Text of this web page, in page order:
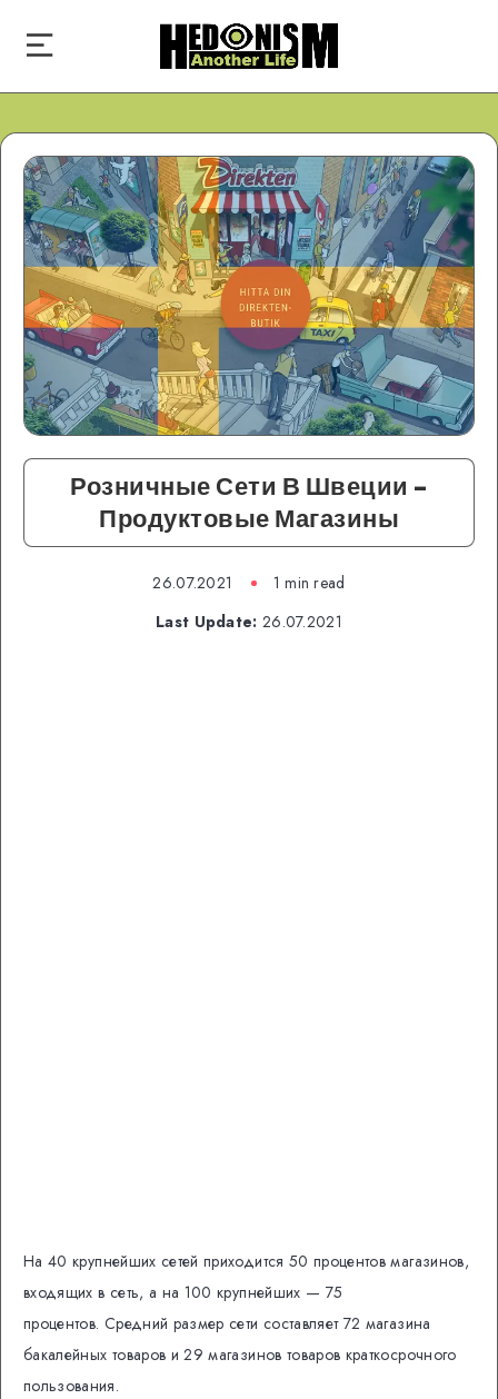
Розничные Сети В Швеции –
Продуктовые Магазины
26.07.2021
1 min read
Last Update: 26.07.2021
На40 крупнейших сетей приходится 50 процентов магазинов,
входящих в сеть, а на 100 крупнейших — 75
процентов. Средний размер сети составляет 72 магазина
бакалейных товаров и 29 магазинов товаров краткосрочного
пользования.